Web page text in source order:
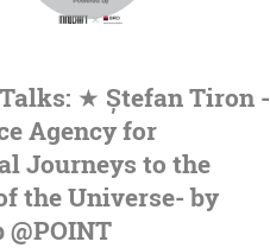
★ Ștefan Tiron -
Agency for
Journeys to the
the Universe- by